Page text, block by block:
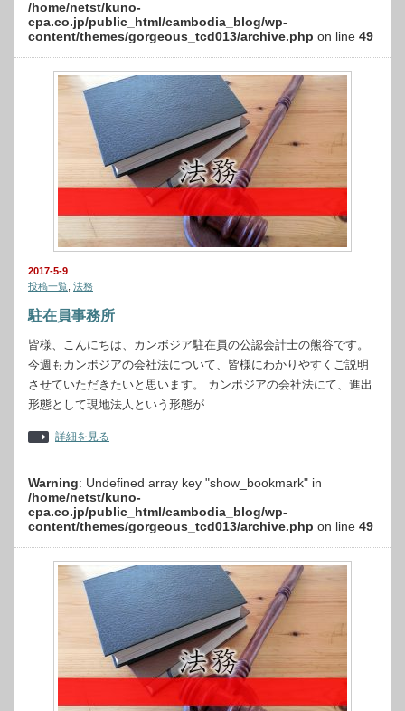
/home/netst/kuno-
cpa.co.jp/public_html/cambodia_blog/wp-
content/themes/gorgeous_tcd013/archive.php on line 49
2017-5-9
投稿一覧 法務
駐在員事務所
皆様、こんにちは、カンボジア駐在員の公認会計士の熊谷です。
今週もカンボジアの会社法について、皆様にわかりやすくご説明
させていただきたいと思います。 カンボジアの会社法にて、進出
形態として現地法人という形態が…
詳細を見る
Warning: Undefined array key "show_bookmark" in
/home/netst/kuno-
cpa.co.jp/public_html/cambodia_blog/wp-
content/themes/gorgeous_tcd013/archive.php on line 49